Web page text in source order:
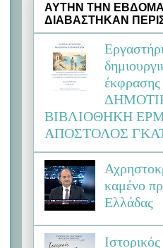
ΑΥΤΗΝ ΤΗΝ
ΔΙΑΒΑΣΤΗΚΑΝ
έκφρασης
ΒΙΒΛΙΟΘΗΚΗ
ΑΠΟΣΤΟΛΟΣ
καμένο
Ελλάδας